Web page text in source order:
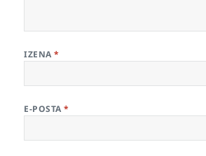
IZENA*
E-POSTA*